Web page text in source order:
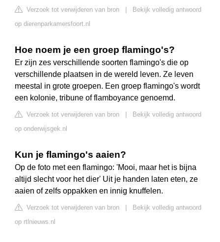
Verzoek tot verwijderen van bron
Bekijk volledig antwoord
op dierenparkamersfoort.nl
Hoe noem je een groep flamingo's?
Er zijn zes verschillende soorten flamingo's die op
verschillende plaatsen in de wereld leven. Ze leven
meestal in grote groepen. Een groep flamingo's wordt
een kolonie, tribune of flamboyance genoemd.
Verzoek tot verwijderen van bron
Bekijk volledig antwoord
op onderwijsgek.nl
Kun je flamingo's aaien?
Op de foto met een flamingo: 'Mooi, maar het is bijna
altijd slecht voor het dier' Uit je handen laten eten, ze
aaien of zelfs oppakken en innig knuffelen.
Verzoek tot verwijderen van bron
Bekijk volledig antwoord
op rtlnieuws.nl